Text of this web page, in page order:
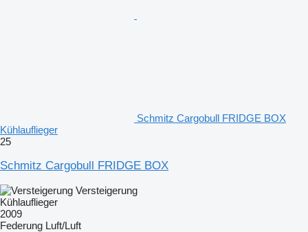
Schmitz Cargobull FRIDGE BOX
Kühlauflieger
25
Schmitz Cargobull FRIDGE BOX
Versteigerung
Kühlauflieger
2009
Federung Luft/Luft